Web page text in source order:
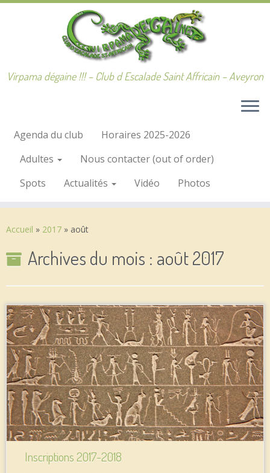
Passer
Virpama dégaine !!! – Club d Escalade Saint Affricain – Aveyron
Agenda du club
Horaires 2025-2026
Adultes
Nous contacter (out of order)
Spots
Actualités Vidéo Photos
Accueil » 2017 » août
Archives du mois : août 2017
Inscriptions 2017-2018